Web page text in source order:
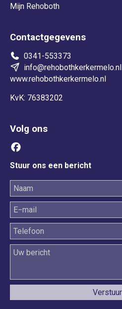
Mijn Rehoboth
Contactgegevens
0341-553373
info@rehobothkerkermelo.nl
www.rehobothkerkermelo.nl
KvK: 76383202
Volg ons
Stuur ons een bericht